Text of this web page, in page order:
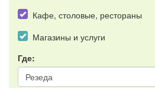
Кафе, столовые, рестораны
Магазины и услуги
Где: